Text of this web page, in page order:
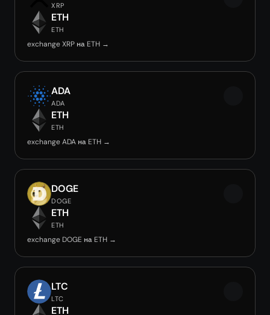
XRP
ETH
ETH
exchange XRP на ETH →
ADA
ADA
ETH
ETH
exchange ADA на ETH →
DOGE
DOGE
ETH
ETH
exchange DOGE на ETH →
LTC
LTC
ETH